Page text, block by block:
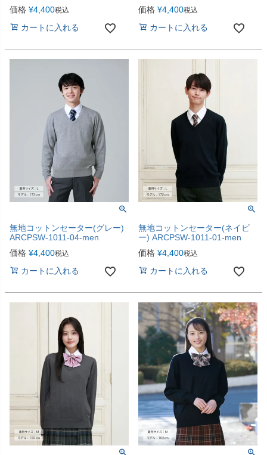
価格 ¥4,400税込
カートに入れる
価格 ¥4,400税込
カートに入れる
無地コットンセーター(グレー)
ARCPSW-1011-04-men
価格 ¥4,400税込
カートに入れる
無地コットンセーター(ネイビ
ー) ARCPSW-1011-01-men
価格 ¥4,400税込
カートに入れる